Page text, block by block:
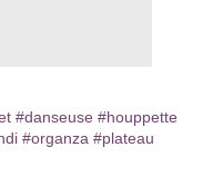
#danseuse #houppette
#organza #plateau